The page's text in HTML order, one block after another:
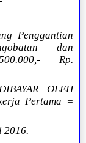
Penggantian
dan
= Rp.
OLEH
Pertama =
2016.